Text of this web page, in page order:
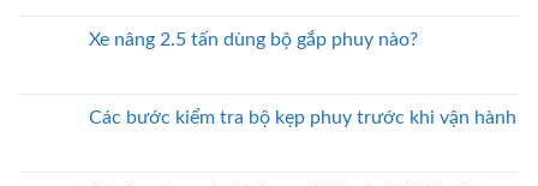
Xe nâng 2.5 tấn dùng bộ gắp phuy nào?
Các bước kiểm tra bộ kẹp phuy trước khi vận hành